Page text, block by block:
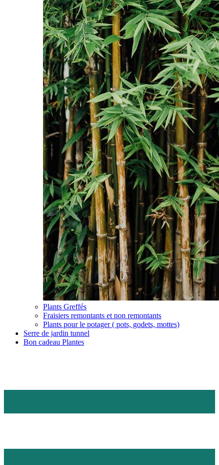
Plants Greffés
Fraisiers remontants et non remontants
Plants pour le potager ( pots, godets, mottes)
Serre de jardin tunnel
Bon cadeau Plantes